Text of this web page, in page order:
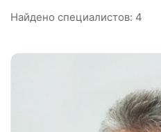
Найдено специалистов: 4